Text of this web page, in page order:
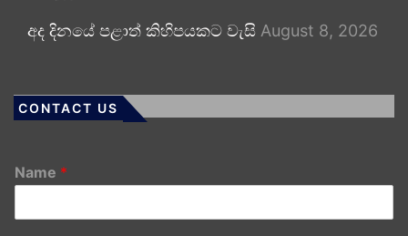
අද දිනයේ පළාත් කිහිපයකට වැසි August 8, 2026
CONTACT US
Name *